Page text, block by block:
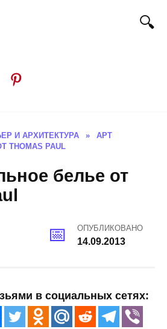
И АРХИТЕКТУРА »
АРТ
PAUL
белье от
ОПУБЛИКОВАНО
14.09.2013
в социальных сетях: